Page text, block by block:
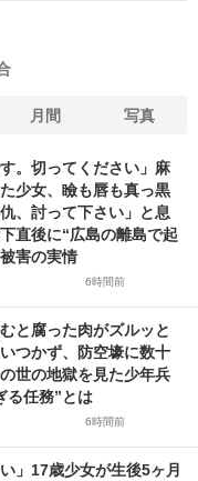
月間 写真
。切ってください」麻
少女、瞼も唇も真っ黒
、討って下さい」と息
直後に“広島の離島で起
害の実情
6時間前
と腐った肉がズルッと
つかず、防空壕に数十
世の地獄を見た少年兵
る任務”とは
6時間前
」17歳少女が生後5ヶ月